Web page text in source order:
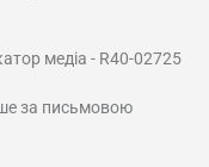
медіа - R40-02725
за письмовою